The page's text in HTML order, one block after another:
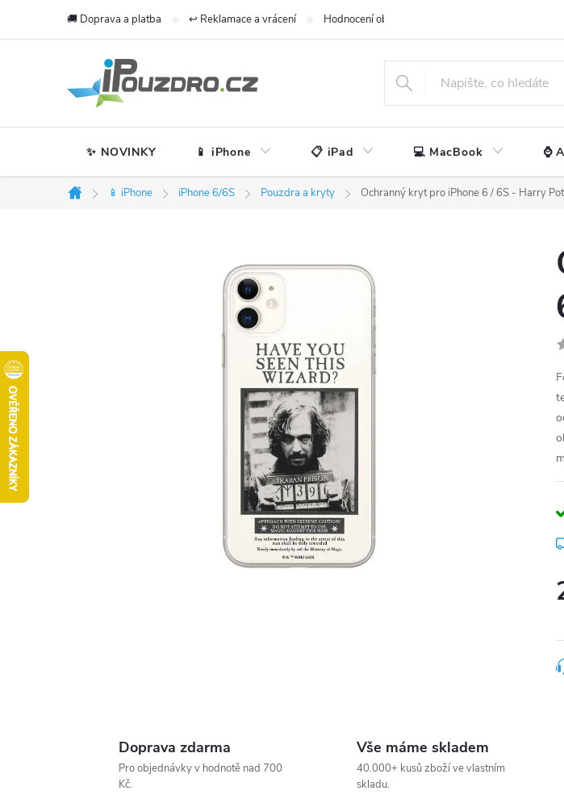
🚚 Doprava a platba ↩️ Reklamace a vrácení Hodnocení obchodu
✨ NOVINKY 📱 iPhone 📋 iPad 💻 MacBook ⌚
Domů
📱 iPhone iPhone 6/6S Pouzdra a kryty Ochranný kryt pro iPhone 6 / 6S - Harry
Doprava zdarma
Pro objednávky v hodnotě nad 700
Kč.
Vše máme skladem
40.000+ kusů zboží ve vlastním
skladu.